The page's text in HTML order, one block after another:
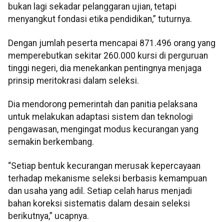
bukan lagi sekadar pelanggaran ujian, tetapi
menyangkut fondasi etika pendidikan,” tuturnya.
Dengan jumlah peserta mencapai 871.496 orang yang
memperebutkan sekitar 260.000 kursi di perguruan
tinggi negeri, dia menekankan pentingnya menjaga
prinsip meritokrasi dalam seleksi.
Dia mendorong pemerintah dan panitia pelaksana
untuk melakukan adaptasi sistem dan teknologi
pengawasan, mengingat modus kecurangan yang
semakin berkembang.
“Setiap bentuk kecurangan merusak kepercayaan
terhadap mekanisme seleksi berbasis kemampuan
dan usaha yang adil. Setiap celah harus menjadi
bahan koreksi sistematis dalam desain seleksi
berikutnya,” ucapnya.